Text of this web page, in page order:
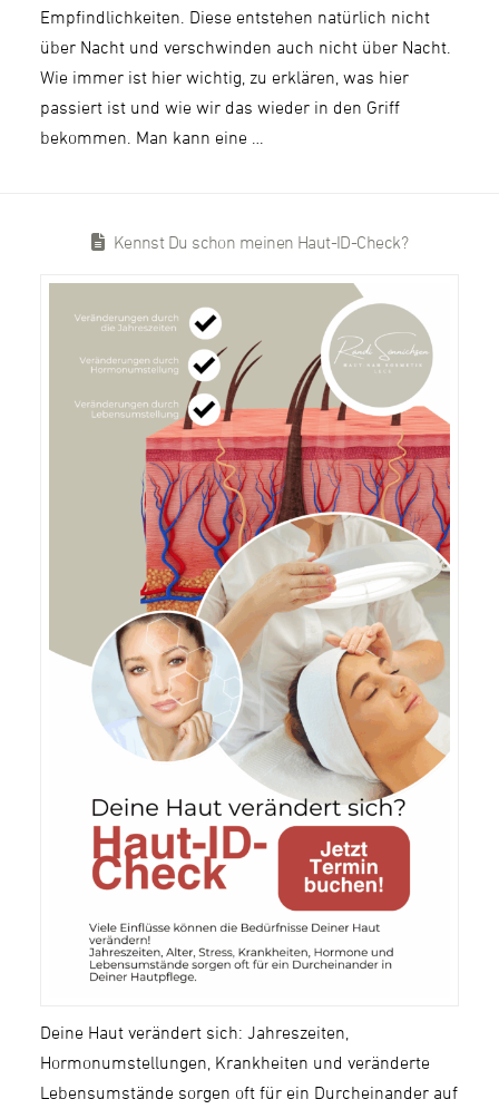
Empfindlichkeiten. Diese entstehen natürlich nicht
über Nacht und verschwinden auch nicht über Nacht.
Wie immer ist hier wichtig, zu erklären, was hier
passiert ist und wie wir das wieder in den Griff
bekommen. Man kann eine …
Kennst Du schon meinen Haut-ID-Check?
Deine Haut verändert sich: Jahreszeiten,
Hormonumstellungen, Krankheiten und veränderte
Lebensumstände sorgen oft für ein Durcheinander auf